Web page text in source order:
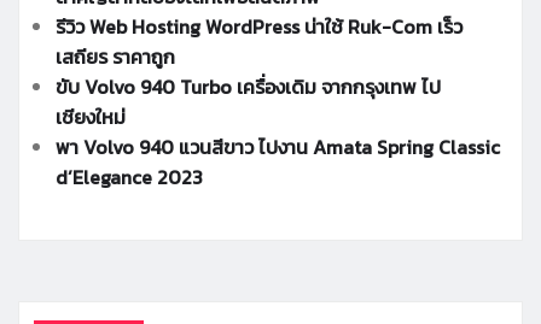
รีวิว Web Hosting WordPress น่าใช้ Ruk-Com เร็ว
เสถียร ราคาถูก
ขับ Volvo 940 Turbo เครื่องเดิม จากกรุงเทพ ไป
เชียงใหม่
พา Volvo 940 แวนสีขาว ไปงาน Amata Spring Classic
d’Elegance 2023